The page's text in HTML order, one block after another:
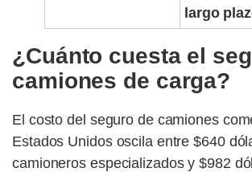
largo
¿Cuánto cuesta el
camiones de carga?
El costo del seguro de camiones
Estados Unidos oscila entre $640
camioneros especializados y $982